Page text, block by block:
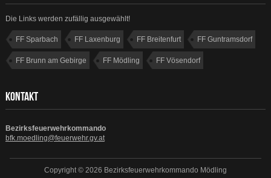
Die Links werden zufällig ausgewählt!
FF Sparbach FF Laxenburg FF Breitenfurt FF Guntramsdorf
FF Brunn am Gebirge FF Mödling FF Vösendorf
KONTAKT
Bezirksfeuerwehrkommando
bfk.moedling@feuerwehr.gv.at
Copyright © 2026 Bezirksfeuerwehrkommando Mödling